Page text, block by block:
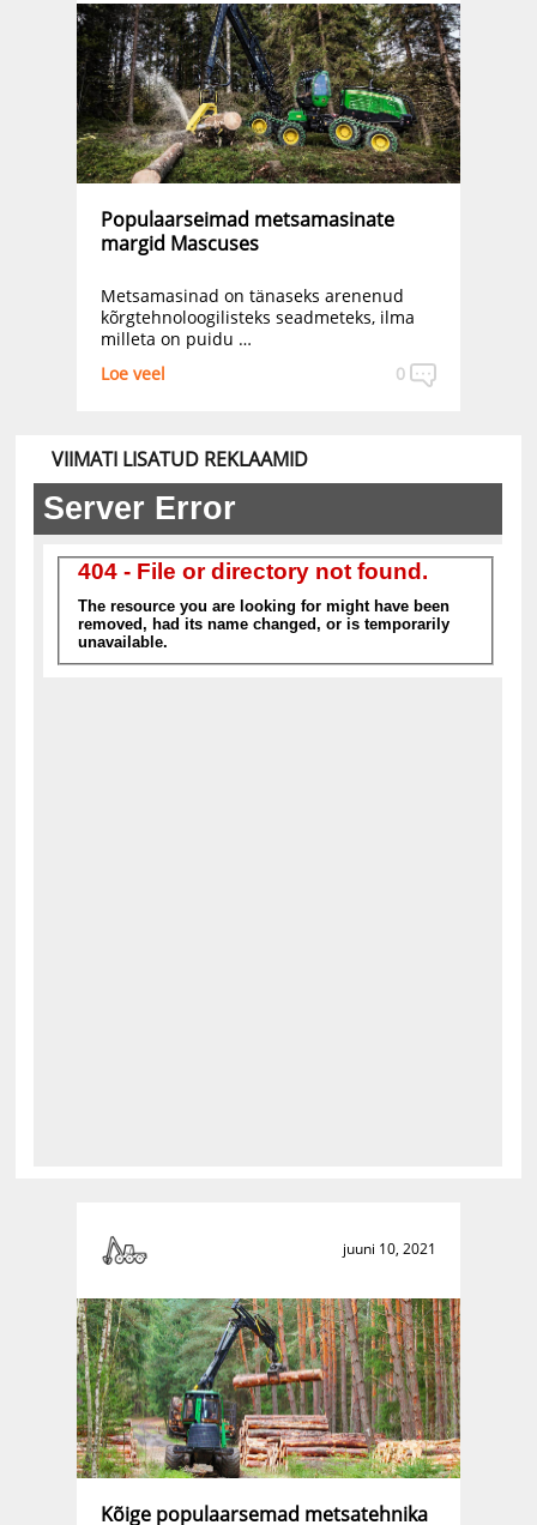
Populaarseimad metsamasinate
margid Mascuses
Metsamasinad on tänaseks arenenud
kõrgtehnoloogilisteks seadmeteks, ilma
milleta on puidu …
0
Loe veel
VIIMATI LISATUD REKLAAMID
juuni 10, 2021
Kõige populaarsemad metsatehnika